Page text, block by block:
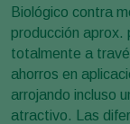
Biológico contra
producción aprox.
totalmente a
ahorros en
arrojando incluso
atractivo. Las